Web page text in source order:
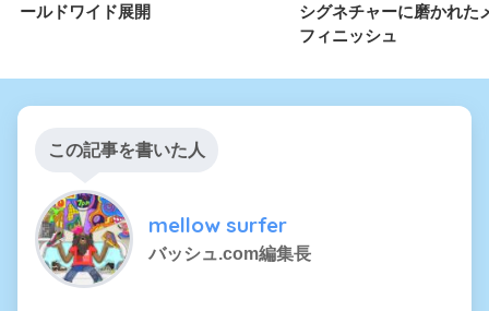
ールドワイド展開
シグネチャーに磨かれた
フィニッシュ
この記事を書いた人
mellow surfer
バッシュ.com編集長